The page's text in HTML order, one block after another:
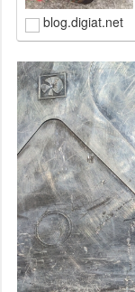
blog.digiat.net